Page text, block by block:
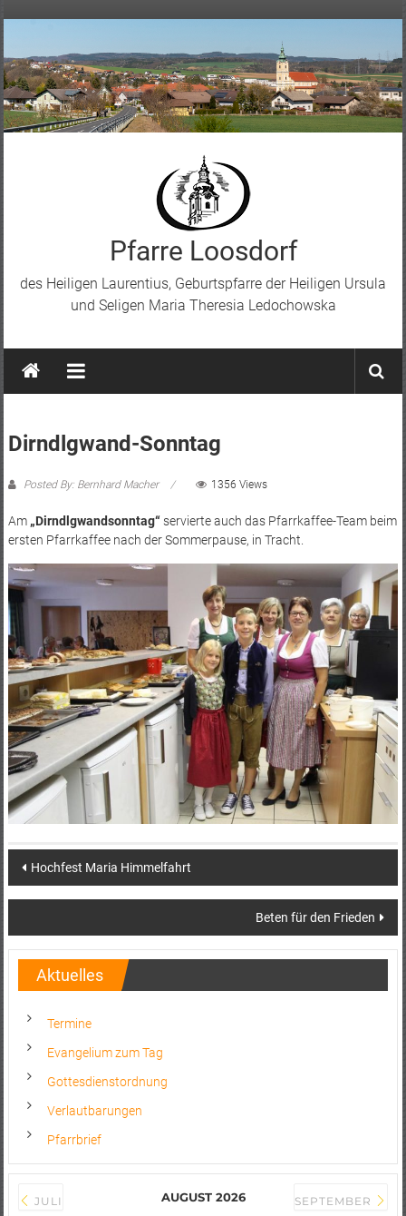
Pfarre Loosdorf
des Heiligen Laurentius, Geburtspfarre der Heiligen Ursula
und Seligen Maria Theresia Ledochowska
Dirndlgwand-Sonntag
Posted By: Bernhard Macher 1356 Views
Am„Dirndlgwandsonntag“ servierte auch das Pfarrkaffee-Team beim
ersten Pfarrkaffee nach der Sommerpause, in Tracht.
Post
navigation
Hochfest Maria Himmelfahrt
Beten für den Frieden
Aktuelles
Termine
Evangelium zum Tag
Gottesdienstordnung
Verlautbarungen
Pfarrbrief
JULI AUGUST 2026 SEPTEMBER